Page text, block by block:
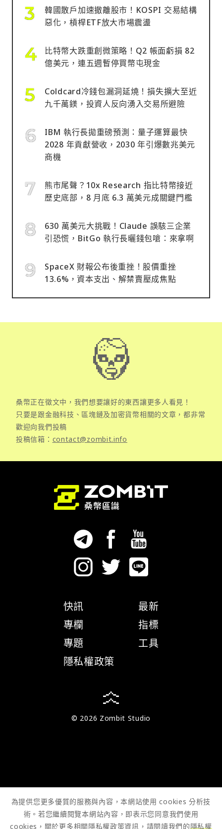
韓國散戶加速撤離股市！KOSPI 交易結構
惡化，槓桿ETF放大市場震盪
比特幣大跌重創微策略！Q2 帳面虧損 82
億美元，連五週暫停買幣屯現金
Coldcard冷錢包漏洞延燒！損失擴大至近
九千萬鎂，投資人反向湧入交易所避險
IBM 執行長拋重磅預測：量子運算最快
2028 年貢獻營收，2030 年引爆數兆美元
商機
熊市尾聲？10x Research 指比特幣接近
歷史底部，8 月底 6.3 萬美元成關鍵門檻
630 萬美元大挑戰！Claude 誤駭三企業
引恐慌，BitGo 執行長曬錢包嗆：來拿啊
SpaceX 財報公布後重挫！股價重挫
13.6%，資本支出、解禁賣壓成焦點
桑幣正在徵文中，我們想要讓好的東西讓更多人看見！
只要是跟金融科技、區塊鏈及加密貨幣相關的文章，都非常
歡迎向我們投稿
投稿信箱： contact@zombit.info
快訊
專欄
專題
隱私權政策
最新
指標
工具
© 2026 Zombit Studio
為提供您更多優質的服務與內容，本網站使用 cookies 分析技
術。若您繼續閱覽本網站內容，即表示您同意我們使用
cookies，關於更多相關隱私權政策資訊，請閱讀我們的隱私權